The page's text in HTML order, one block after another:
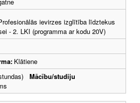
ievirzes izglītība līdztekus
- 2. LKI (programma ar kodu 20V)
Klātiene
Mācību/studiju